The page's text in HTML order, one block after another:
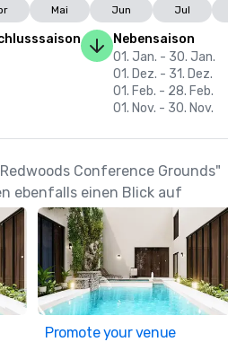
Mai Jun Jul
Nebensaison
01. Jan. - 30. Jan.
01. Dez. - 31. Dez.
01. Feb. - 28. Feb.
01. Nov. - 30. Nov.
Conference Grounds"
ebenfalls einen Blick auf
Promote your venue